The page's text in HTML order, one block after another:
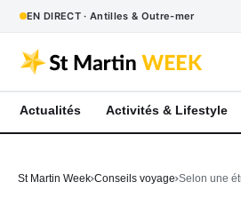
EN DIRECT · Antilles & Outre-mer
Actualités Activités & Lifestyle
St Martin Week Conseils voyage Selon une